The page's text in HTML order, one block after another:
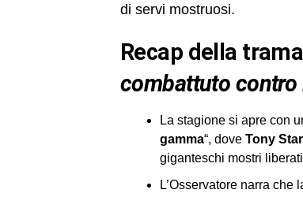
di servi mostruosi.
recap della
combattuto contro
La stagione si apre con
gamma“, dove Tony
giganteschi mostri
L’Osservatore narra che